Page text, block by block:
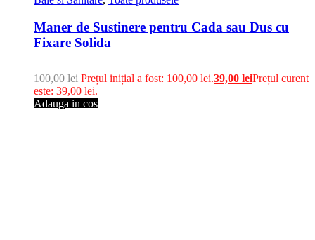
Maner de Sustinere pentru Cada sau Dus cu
Fixare Solida
100,00lei Prețul inițial a fost: 100,00 lei.39,00 leiPrețul curent
este: 39,00 lei.
Adauga in cos